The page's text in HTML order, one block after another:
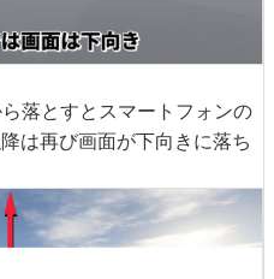
落とすとスマートフォンの
は再び画面が下向きに落ち